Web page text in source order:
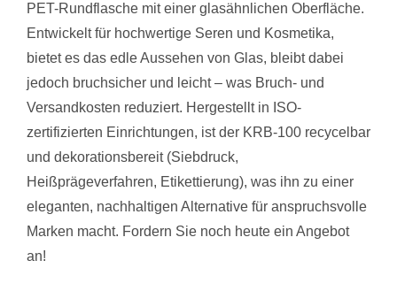
PET-Rundflasche mit einer glasähnlichen Oberfläche.
Entwickelt für hochwertige Seren und Kosmetika,
bietet es das edle Aussehen von Glas, bleibt dabei
jedoch bruchsicher und leicht – was Bruch- und
Versandkosten reduziert. Hergestellt in ISO-
zertifizierten Einrichtungen, ist der KRB-100 recycelbar
und dekorationsbereit (Siebdruck,
Heißprägeverfahren, Etikettierung), was ihn zu einer
eleganten, nachhaltigen Alternative für anspruchsvolle
Marken macht. Fordern Sie noch heute ein Angebot
an!